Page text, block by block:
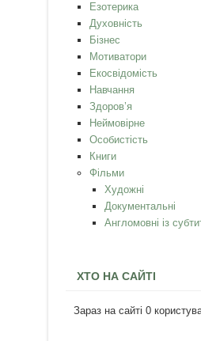
Езотерика
Духовність
Бізнес
Мотиватори
Екосвідомість
Навчання
Здоров’я
Неймовірне
Особистість
Книги
Фільми
Художні
Документальні
Англомовні із
ХТО НА САЙТІ
Зараз на сайті 0